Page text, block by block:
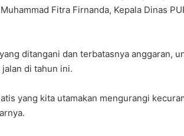
Fitra Firnanda, Kepala Dinas
ditangani dan terbatasnya anggaran,
di tahun ini.
yang kita utamakan mengurangi